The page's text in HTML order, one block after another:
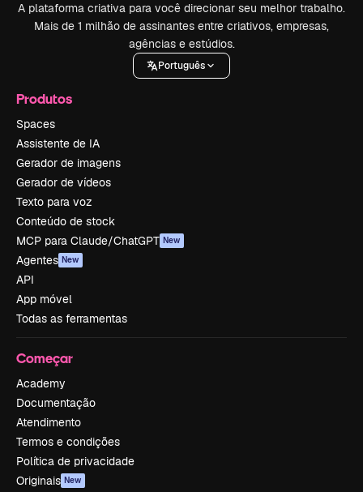
A plataforma criativa para você direcionar seu melhor trabalho.
Mais de 1 milhão de assinantes entre criativos, empresas,
agências e estúdios.
Português
Produtos
Spaces
Assistente de IA
Gerador de imagens
Gerador de vídeos
Texto para voz
Conteúdo de stock
MCP para Claude/ChatGPT New
Agentes New
API
App móvel
Todas as ferramentas
Começar
Academy
Documentação
Atendimento
Termos e condições
Política de privacidade
Originais New